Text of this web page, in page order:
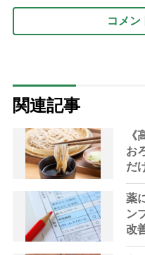
コメン
関連記事
《
お
だ
栄
薬
ン
改